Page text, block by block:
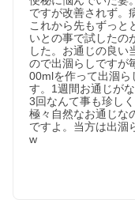
ですが改善されず。
これから先もずっと
いとの事で試したの
した。お通じの良い
ので出涸らしですが
00mlを作って出涸ら
す。1週間お通じが
3回なんて事も珍し
極々自然なお通じな
ですよ。当方は出涸
w